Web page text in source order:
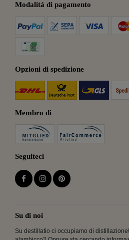
Modalitá di pagamento
Opzioni di spedizione
Membro di
Seguiteci
Su di noi
Su destillatio ci occupiamo di